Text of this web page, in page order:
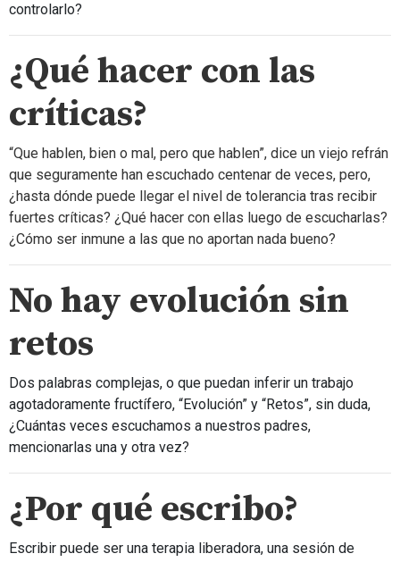
controlarlo?
¿Qué hacer con las
críticas?
“Que hablen, bien o mal, pero que hablen”, dice un viejo refrán
que seguramente han escuchado centenar de veces, pero,
¿hasta dónde puede llegar el nivel de tolerancia tras recibir
fuertes críticas? ¿Qué hacer con ellas luego de escucharlas?
¿Cómo ser inmune a las que no aportan nada bueno?
No hay evolución sin
retos
Dos palabras complejas, o que puedan inferir un trabajo
agotadoramente fructífero, “Evolución” y “Retos”, sin duda,
¿Cuántas veces escuchamos a nuestros padres,
mencionarlas una y otra vez?
¿Por qué escribo?
Escribir puede ser una terapia liberadora, una sesión de